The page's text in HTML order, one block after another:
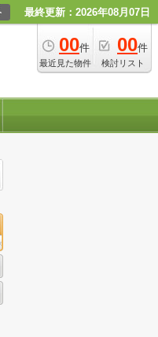
最終更新：2026年08月07日
00件
最近見た物件
00件
検討リスト